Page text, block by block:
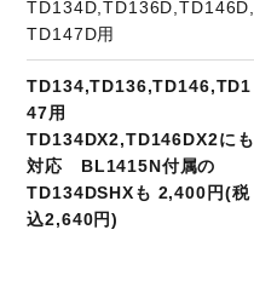
TD134D,TD136D,TD146D,
TD147D用
TD134,TD136,TD146,TD1
47用
TD134DX2,TD146DX2にも
対応 BL1415N付属の
TD134DSHXも 2,400円(税
込2,640円)